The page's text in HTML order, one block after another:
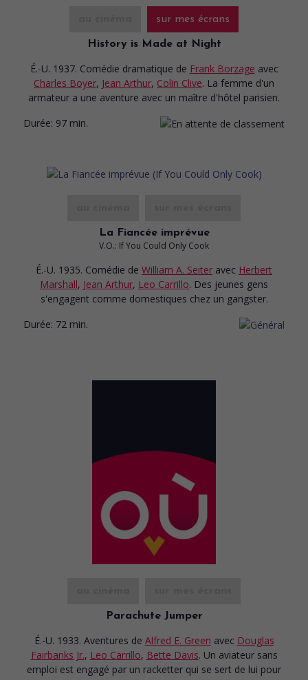
sur mes écrans
History is Made at Night
É.-U. 1937. Comédie dramatique de Frank Borzage avec
Charles Boyer, Jean Arthur, Colin Clive. La femme d'un
armateur a une aventure avec un maître d'hôtel parisien.
Durée: 97 min.
La Fiancée imprévue
V.O.: If You Could Only Cook
É.-U. 1935. Comédie de William A. Seiter avec Herbert
Marshall, Jean Arthur, Leo Carrillo. Des jeunes gens
s'engagent comme domestiques chez un gangster.
Durée: 72 min.
Parachute Jumper
É.-U. 1933. Aventures de Alfred E. Green avec Douglas
Fairbanks Jr., Leo Carrillo, Bette Davis. Un aviateur sans
emploi est engagé par un racketter qui se sert de lui pour